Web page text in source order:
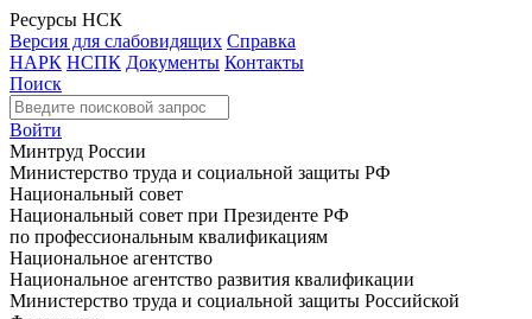
Ресурсы НСК
Версия для слабовидящих Справка
НАРК НСПК Документы Контакты
Поиск
Войти
Минтруд России
Министерство труда и социальной защиты РФ
Национальный совет
Национальный совет при Президенте РФ
по профессиональным квалификациям
Национальное агентство
Национальное агентство развития квалификации
Министерство труда и социальной защиты Российской